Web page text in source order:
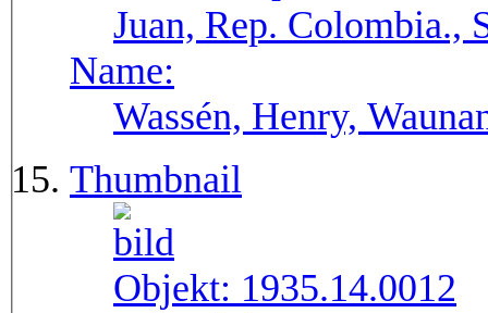
Juan, Rep. Colombia.,
Name:
Wassén, Henry,
Thumbnail
Objekt: 1935.14.0012